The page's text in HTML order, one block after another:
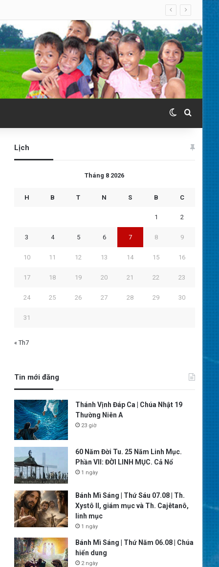
Switch skin
Search
Lịch
Tháng 8 2026
H B T N S B C
1 2
3 4 5 6 7 8 9
10 11 12 13 14 15 16
17 18 19 20 21 22 23
24 25 26 27 28 29 30
31
« Th7
Tin mới đăng
Thánh Vịnh Đáp Ca | Chúa Nhật 19
Thường Niên A
23 giờ
60 Năm Đời Tu. 25 Năm Linh Mục.
Phần VII: ĐỜI LINH MỤC. Cả Nổ
1 ngày
Bánh Mì Sáng | Thứ Sáu 07.08 | Th.
Xystô II, giám mục và Th. Cajêtanô,
linh mục
1 ngày
Bánh Mì Sáng | Thứ Năm 06.08 | Chúa
hiển dung
2 ngày